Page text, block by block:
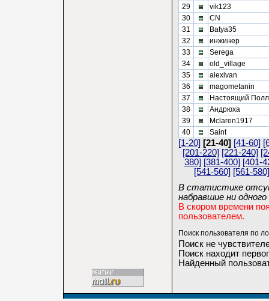
29
vik123
30
CN
31
Batya35
32
инжинер
33
Serega
34
old_village
35
alexivan
36
magometanin
37
Настоящий
38
Андрюха
39
Mclaren1917
40
Saint
[1-20] [21-40] [41-60]
[201-220] [221-240]
380] [381-400] [401-
[541-560] [561-580]
В статистике
набравшие ни одного
В скором времени
пользователем.
Поиск пользователя по
Поиск не
Поиск находит
Найденный